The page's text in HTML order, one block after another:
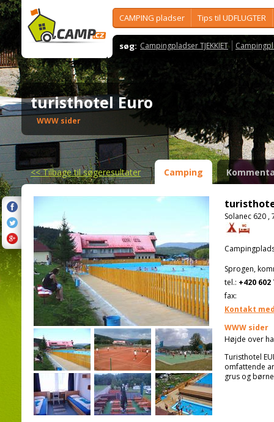
CAMPING pladser Tips til UDFLUGTER
søg: Campingpladser TJEKKIET
turisthotel Euro
WWW sider
<<Tilbage til søgeresultater Camping
Solanec 620 ,
Sprogen,
tel.: +420 602
fax:
Kontakt
WWW sider
Højde over
Turisthotel
omfattende
grus og